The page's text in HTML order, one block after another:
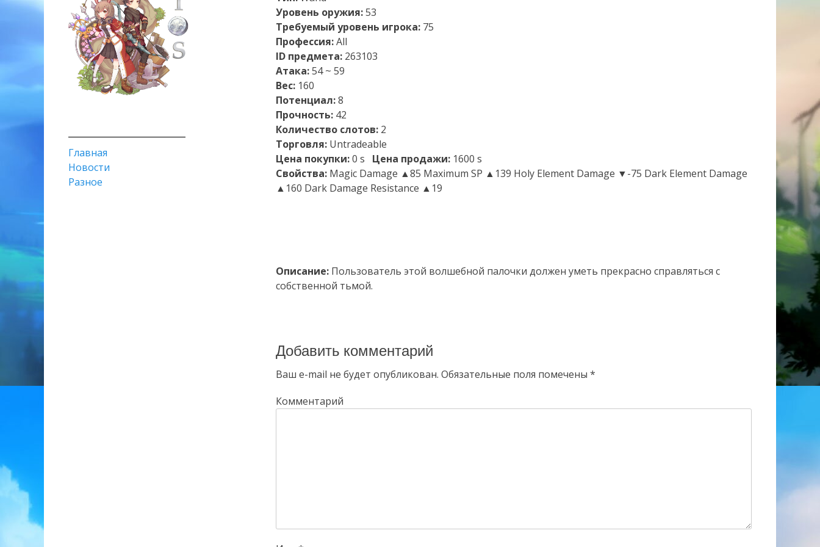
Уровень оружия:53
Требуемый уровень игрока: 75
Профессия:All
ID предмета: 263103
Атака:54 ~ 59
Вес: 160
Потенциал:8
Прочность: 42
Количество слотов: 2
Торговля: Untradeable
Цена покупки:0 s Цена продажи: 1600 s
Свойства: Magic Damage ▲85 Maximum SP ▲139 Holy Element Damage ▼-75 Dark Element Damage
▲160 Dark Damage Resistance ▲19
Описание: Пользователь этой волшебной палочки должен уметь прекрасно справляться с
собственной тьмой.
Добавить комментарий
Ваш e-mail не будет опубликован. Обязательные поля помечены *
Комментарий
Главная
Новости
Разное